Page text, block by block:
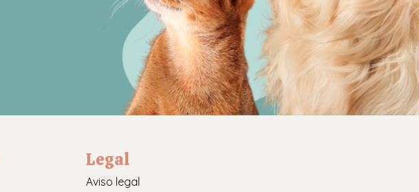
Legal
Aviso legal